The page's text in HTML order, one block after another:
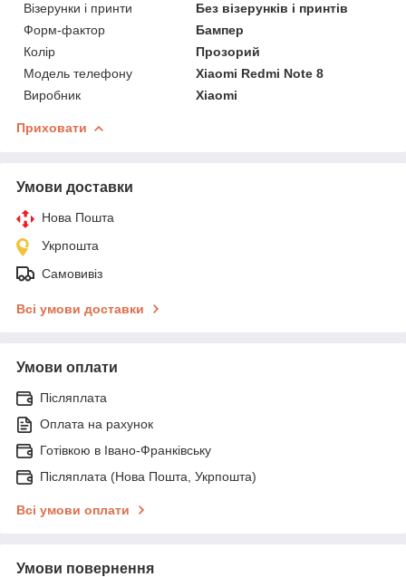
Візерунки і принти
Без візерунків і принтів
Форм-фактор
Бампер
Колір
Прозорий
Модель телефону
Xiaomi Redmi Note 8
Виробник
Xiaomi
Приховати
Умови доставки
Нова Пошта
Укрпошта
Самовивіз
Всі умови доставки
Умови оплати
Післяплата
Оплата на рахунок
Готівкою в Івано-Франківську
Післяплата (Нова Пошта, Укрпошта)
Всі умови оплати
Умови повернення